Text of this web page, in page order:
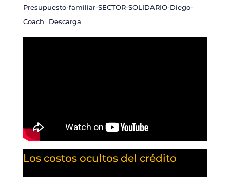
Presupuesto-familiar-SECTOR-SOLIDARIO-Diego-
Coach
Descarga
Los costos ocultos del crédito